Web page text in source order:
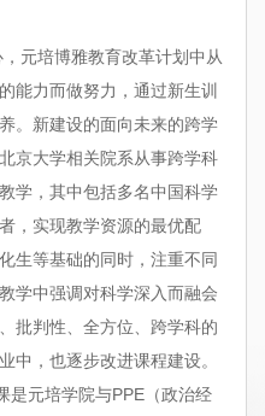
元培博雅教育改革计划中从
能力而做努力，通过新生训
。新建设的面向未来的跨学
京大学相关院系从事跨学科
学，其中包括多名中国科学
，实现教学资源的最优配
生等基础的同时，注重不同
学中强调对科学深入而融会
批判性、全方位、跨学科的
中，也逐步改进课程建设。
是元培学院与PPE（政治经